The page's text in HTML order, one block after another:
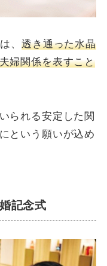
、透き通った水晶
婦関係を表すこと
られる安定した関
という願いが込め
記念式